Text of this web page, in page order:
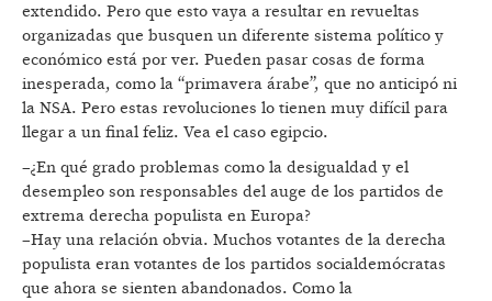
extendido. Pero que esto vaya a resultar en revueltas
organizadas que busquen un diferente sistema político y
económico está por ver. Pueden pasar cosas de forma
inesperada, como la “primavera árabe”, que no anticipó ni
la NSA. Pero estas revoluciones lo tienen muy difícil para
llegar a un final feliz. Vea el caso egipcio.
–¿En qué grado problemas como la desigualdad y el
desempleo son responsables del auge de los partidos de
extrema derecha populista en Europa?
–Hay una relación obvia. Muchos votantes de la derecha
populista eran votantes de los partidos socialdemócratas
que ahora se sienten abandonados. Como la